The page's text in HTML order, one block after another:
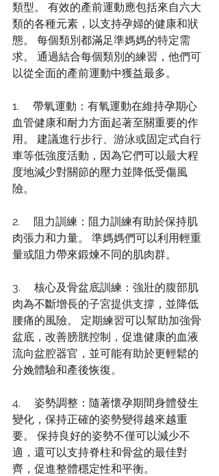
類型。 有效的產前運動應包括來自六大
類的各種元素，以支持孕婦的健康和狀
態。 每個類別都滿足準媽媽的特定需
求。 通過結合每個類別的練習，他們可
以從全面的產前運動中獲益最多。
1.     帶氧運動：有氧運動在維持孕期心
血管健康和耐力方面起著至關重要的作
用。 建議進行步行、游泳或固定式自行
車等低強度活動，因為它們可以最大程
度地減少對關節的壓力並降低受傷風
險。
2.     阻力訓練：阻力訓練有助於保持肌
肉張力和力量。 準媽媽們可以利用輕重
量或阻力帶來鍛煉不同的肌肉群。
3.     核心及骨盆底訓練：強壯的腹部肌
肉為不斷增長的子宮提供支撐，並降低
腰痛的風險。 定期練習可以幫助加強骨
盆底，改善膀胱控制，促進健康的血液
流向盆腔器官，並可能有助於更輕鬆的
分娩體驗和產後恢復。
4.     姿勢調整：隨著懷孕期間身體發生
變化，保持正確的姿勢變得越來越重
要。 保持良好的姿勢不僅可以減少不
適，還可以支持脊柱和骨盆的最佳對
齊，促進整體穩定性和平衡。